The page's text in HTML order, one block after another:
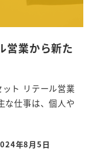
営業から新た
ト リテール営業
仕事は、個人や
年8月5日